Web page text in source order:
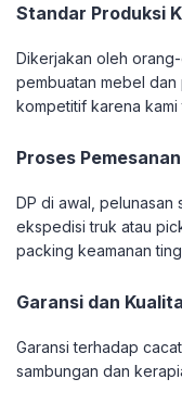
Standar Produksi
Dikerjakan oleh
pembuatan mebel dan
kompetitif karena
Proses
DP di awal, pelunasan
ekspedisi truk atau
packing keamanan
Garansi dan
Garansi terhadap
sambungan dan